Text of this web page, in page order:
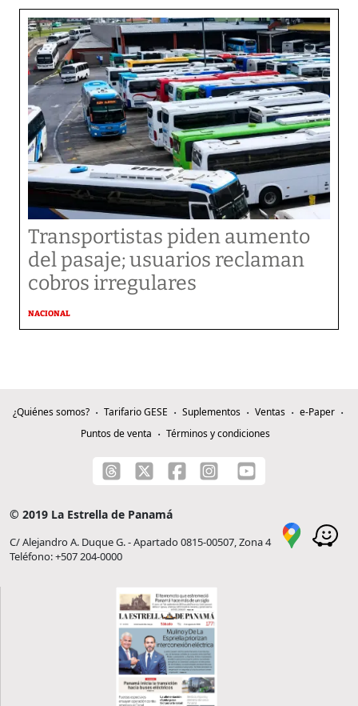
Transportistas piden aumento
del pasaje; usuarios reclaman
cobros irregulares
NACIONAL
¿Quiénes somos? Tarifario GESE Suplementos Ventas
e-Paper
Puntos de venta
Términos y condiciones
© 2019 La Estrella de Panamá
C/ Alejandro A. Duque G. - Apartado 0815-00507, Zona 4
Teléfono: +507 204-0000